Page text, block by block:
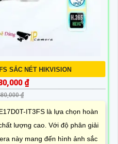
SẮC NÉT HIKVISION
₫
₫
IT3FS là lựa chọn hoàn
lượng cao. Với độ phân giải
này mang đến hình ảnh sắc